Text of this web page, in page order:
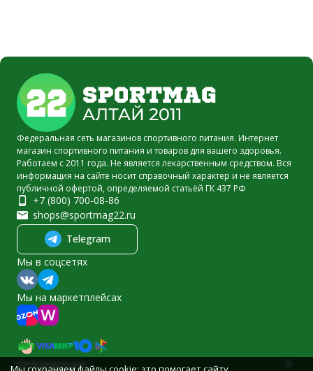
Федеральная сеть магазинов спортивного питания. Интернет
магазин спортивного питания и товаров для вашего здоровья.
Работаем с 2011 года. Не является лекарственным средством. Вся
информация на сайте носит справочный характер и не является
публичной офертой, определяемой статьёй ГК 437 РФ
+7 (800) 700-08-86
shops@sportmag22.ru
Telegram
Мы в соцсетях
Мы на маркетплейсах
Информация